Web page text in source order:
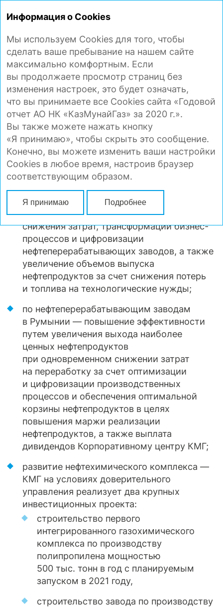
ОТЧЕТ 2020
ПЕРЕРАБОТКА НЕФТИ И МАРКЕТИНГ
На сегодняшний день крупные проекты
по модернизации нефтеперерабатывающих
заводов Компании в Республике Казахстан
и Румынии, которые позволили достичь
нового уровня глубины переработки нефти,
завершены. В среднесрочной перспективе
Компания планирует сосредоточиться
на следующих направлениях:
по нефтеперерабатывающим заводам
в Республике Казахстан — повышение
операционной эффективности путем
снижения затрат, трансформации бизнес-
процессов и цифровизации
нефтеперерабатывающих заводов, а также
увеличение объемов выпуска
нефтепродуктов за счет снижения потерь
и топлива на технологические нужды;
по нефтеперерабатывающим заводам
в Румынии — повышение эффективности
путем увеличения выхода наиболее
ценных нефтепродуктов
при одновременном снижении затрат
на переработку за счет оптимизации
и цифровизации производственных
процессов и обеспечения оптимальной
корзины нефтепродуктов в целях
повышения маржи реализации
нефтепродуктов, а также выплата
дивидендов Корпоративному центру КМГ;
развитие нефтехимического комплекса —
КМГ на условиях доверительного
управления реализует два крупных
инвестиционных проекта:
строительство первого
интегрированного газохимического
комплекса по производству
полипропилена мощностью
500 тыс. тонн в год с планируемым
запуском в 2021 году,
строительство завода по производству
Информация о Cookies
Мы используем Cookies для того, чтобы
сделать ваше пребывание на нашем сайте
максимально комфортным. Если
вы продолжаете просмотр страниц без
изменения настроек, это будет означать,
что вы принимаете все Cookies сайта «Годовой
отчет АО НК «КазМунайГаз» за 2020 г.».
Вы также можете нажать кнопку
«Я принимаю», чтобы скрыть это сообщение.
Конечно, вы можете изменить ваши настройки
Cookies в любое время, настроив браузер
соответствующим образом.
Я принимаю Подробнее